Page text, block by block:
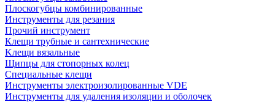
Плоскогубцы комбинированные
Инструменты для резания
Прочий инструмент
Клещи трубные и сантехнические
Kлещи вязальные
Щипцы для стопорных колец
Специальные клещи
Инструменты электроизолированные VDE
Инструменты для удаления изоляции и оболочек